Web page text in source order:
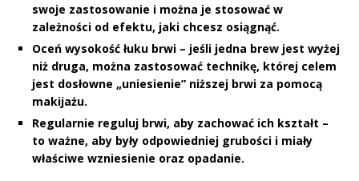
swoje zastosowanie i można je stosować w
zależności od efektu, jaki chcesz osiągnąć.
Oceń wysokość łuku brwi – jeśli jedna brew jest wyżej
niż druga, można zastosować technikę, której celem
jest dosłowne „uniesienie” niższej brwi za pomocą
makijażu.
Regularnie reguluj brwi, aby zachować ich kształt –
to ważne, aby były odpowiedniej grubości i miały
właściwe wzniesienie oraz opadanie.